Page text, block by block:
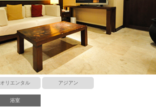
オリエンタル アジアン
浴室